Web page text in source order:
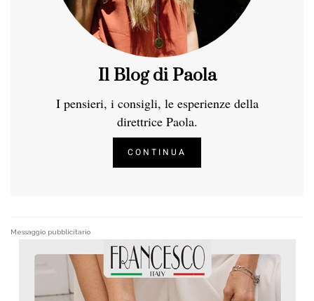
Il Blog di Paola
I pensieri, i consigli, le esperienze della
direttrice Paola.
CONTINUA
Messaggio pubblicitario